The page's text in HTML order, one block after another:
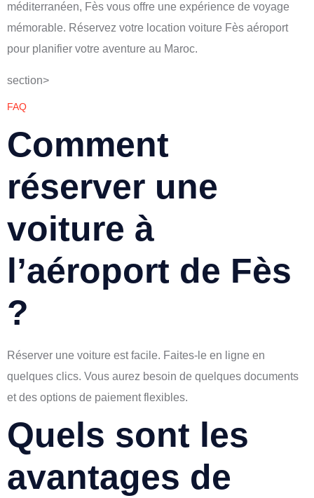
méditerranéen, Fès vous offre une expérience de voyage
mémorable. Réservez votre location voiture Fès aéroport
pour planifier votre aventure au Maroc.
section>
FAQ
Comment
réserver une
voiture à
l’aéroport de Fès
?
Réserver une voiture est facile. Faites-le en ligne en
quelques clics. Vous aurez besoin de quelques documents
et des options de paiement flexibles.
Quels sont les
avantages de